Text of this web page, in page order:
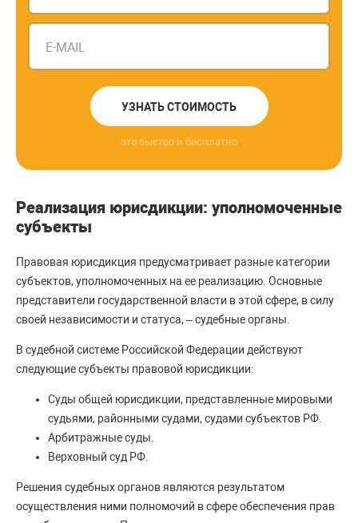
E-MAIL
УЗНАТЬ СТОИМОСТЬ
это быстро и бесплатно
Реализация юрисдикции: уполномоченные
субъекты
Правовая юрисдикция предусматривает разные категории
субъектов, уполномоченных на ее реализацию. Основные
представители государственной власти в этой сфере, в силу
своей независимости и статуса, – судебные органы.
В судебной системе Российской Федерации действуют
следующие субъекты правовой юрисдикции:
Суды общей юрисдикции, представленные мировыми
судьями, районными судами, судами субъектов РФ.
Арбитражные суды.
Верховный суд РФ.
Решения судебных органов являются результатом
осуществления ними полномочий в сфере обеспечения прав